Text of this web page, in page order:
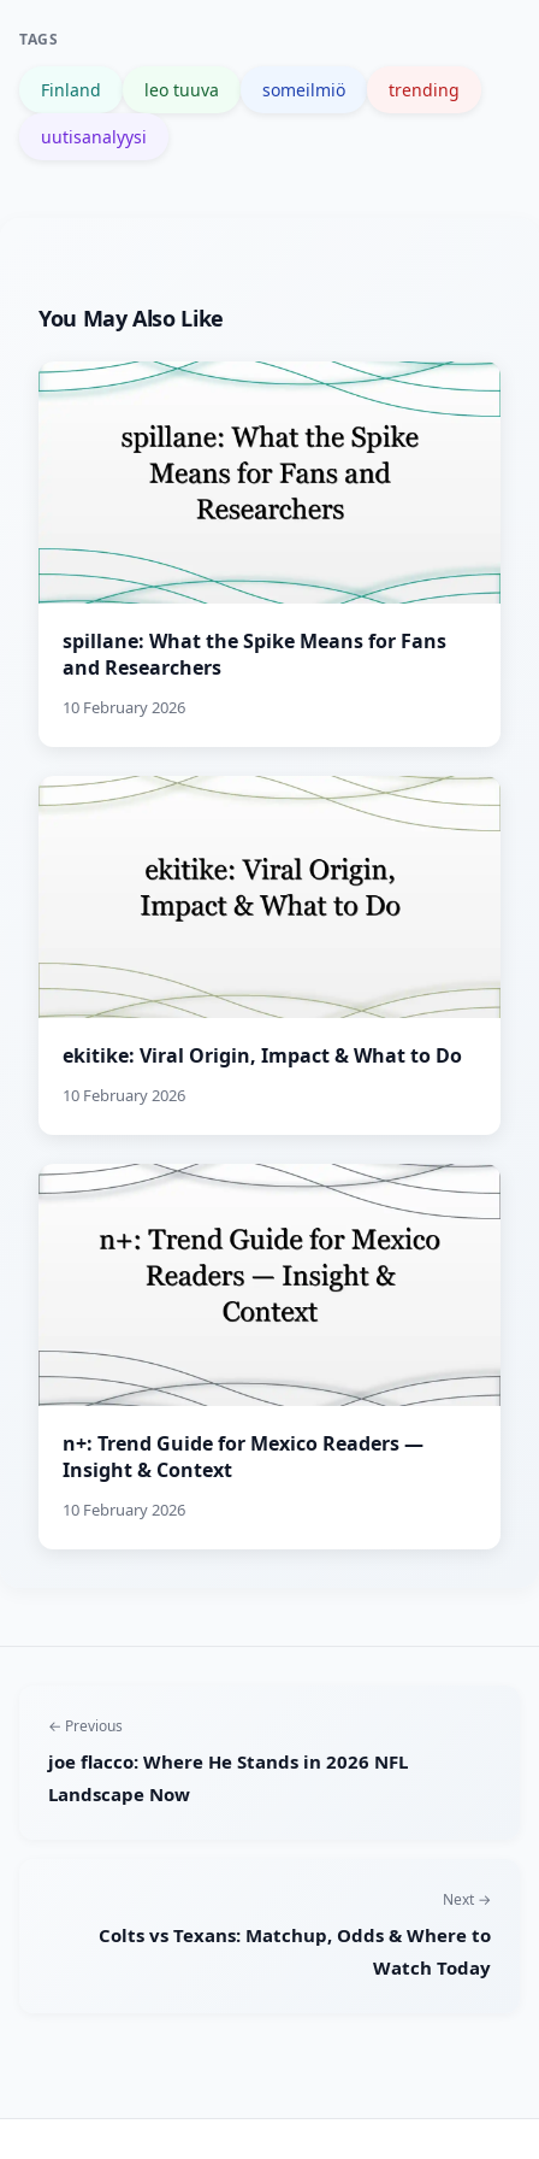
TAGS
Finland leo tuuva someilmiö trending
uutisanalyysi
You May Also Like
spillane: What the Spike Means for Fans
and Researchers
10 February 2026
ekitike: Viral Origin, Impact & What to Do
10 February 2026
n+: Trend Guide for Mexico Readers —
Insight & Context
10 February 2026
← Previous
joe flacco: Where He Stands in 2026 NFL
Landscape Now
Next →
Colts vs Texans: Matchup, Odds & Where to
Watch Today